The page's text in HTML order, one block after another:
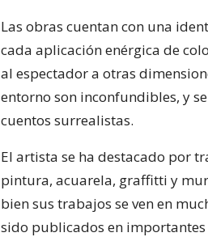
Las obras cuentan con una
cada aplicación enérgica de
al espectador a otras
entorno son inconfundibles, y
cuentos surrealistas.
El artista se ha destacado por
pintura, acuarela, graffitti y
bien sus trabajos se ven en
sido publicados en